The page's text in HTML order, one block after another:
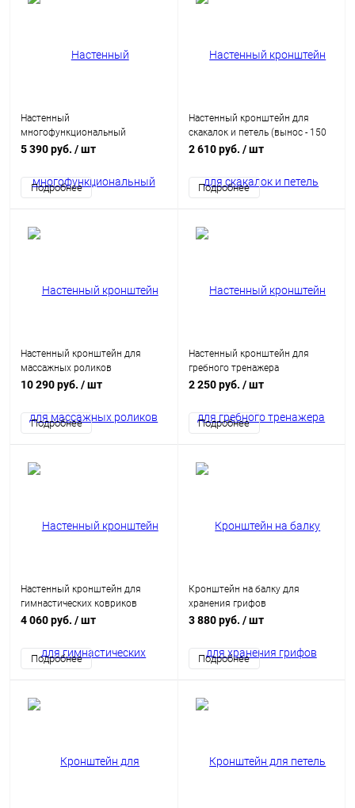
Настенный
многофункциональный
кронштейн "Линия" 80х60 мм
5 390 руб. / шт
Подробнее
Настенный кронштейн для
скакалок и петель (вынос - 150
мм)
2 610 руб. / шт
Подробнее
Настенный кронштейн для
массажных роликов
10 290 руб. / шт
Подробнее
Настенный кронштейн для
гребного тренажера
2 250 руб. / шт
Подробнее
Настенный кронштейн для
гимнастических ковриков
4 060 руб. / шт
Подробнее
Кронштейн на балку для
хранения грифов
3 880 руб. / шт
Подробнее